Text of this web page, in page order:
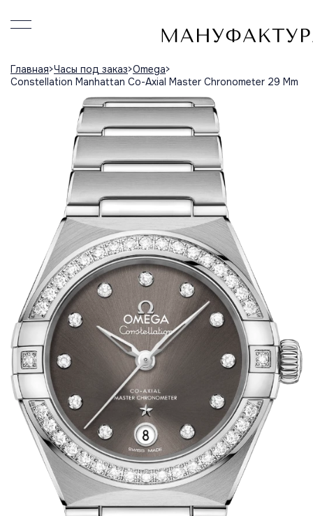
Главная Часы под заказ Omega
Constellation Manhattan Co-Axial Master Chronometer 29 Mm